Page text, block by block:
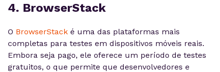
4. BrowserStack
O BrowserStack é uma das plataformas mais
completas para testes em dispositivos móveis reais.
Embora seja pago, ele oferece um período de testes
gratuitos, o que permite que desenvolvedores e